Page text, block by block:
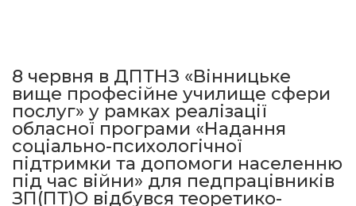
8 червня в ДПТНЗ «Вінницьке
вище професійне училище сфери
послуг» у рамках реалізації
обласної програми «Надання
соціально-психологічної
підтримки та допомоги населенню
під час війни» для педпрацівників
ЗП(ПТ)О відбувся теоретико-